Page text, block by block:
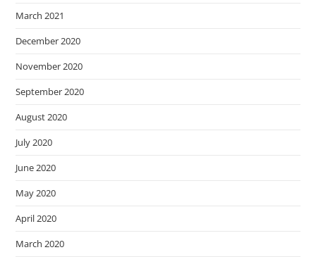
March 2021
December 2020
November 2020
September 2020
August 2020
July 2020
June 2020
May 2020
April 2020
March 2020